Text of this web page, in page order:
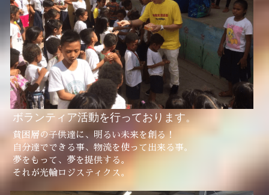
ボランティア活動を行っております。
貧困層の子供達に、明るい未来を創る！
自分達でできる事、物流を使って出来る事。
夢をもって、夢を提供する。
それが光輪ロジスティクス。